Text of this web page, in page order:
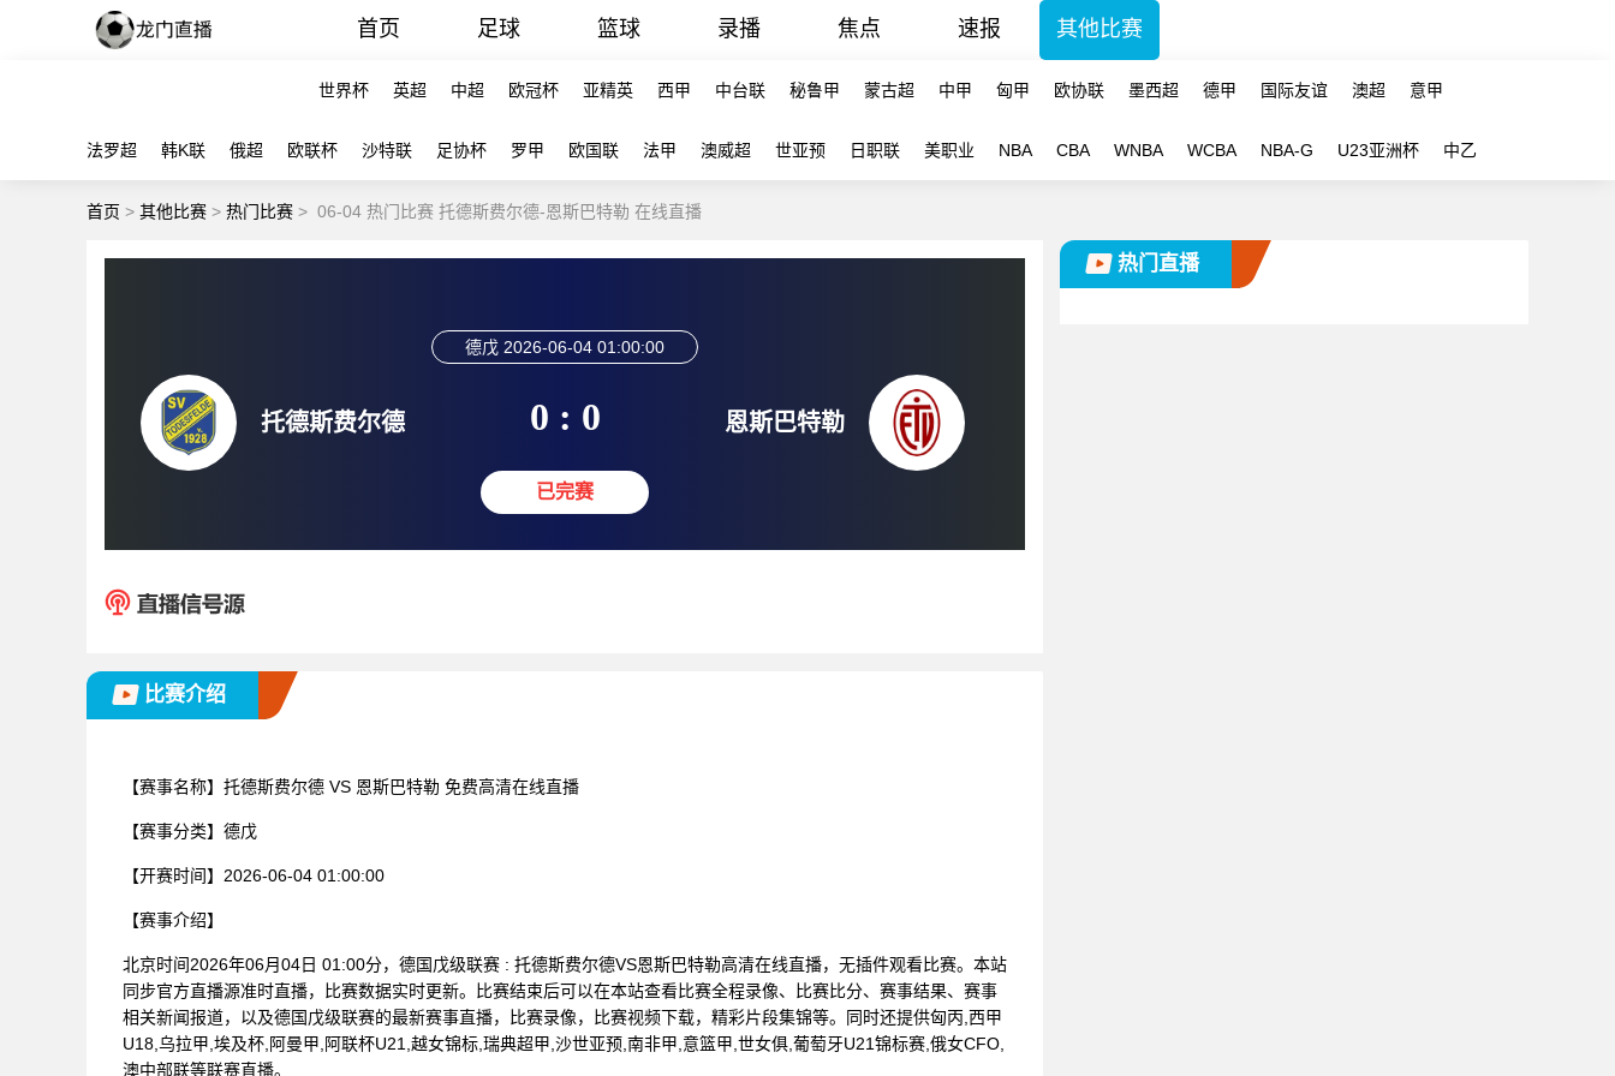
首页 足球 篮球 录播 焦点 速报 其他比赛
世界杯 英超 中超 欧冠杯 亚精英 西甲 中台联 秘鲁甲 蒙古超 中甲 匈甲 欧协联 墨西超 德甲 国际友谊 澳超 意甲
法罗超 韩K联 俄超 欧联杯 沙特联 足协杯 罗甲 欧国联 法甲 澳威超 世亚预 日职联 美职业 NBA CBA WNBA WCBA NBA-G U23亚洲杯 中乙
首页 > 其他比赛 > 热门比赛 > 06-04 热门比赛 托德斯费尔德-恩斯巴特勒 在线直播
托德斯费尔德
德戊 2026-06-04 01:00:00
0 : 0
已完赛
恩斯巴特勒
比赛介绍
【赛事名称】 托德斯费尔德 VS 恩斯巴特勒 免费高清在线直播
【赛事分类】 德戊
【开赛时间】 2026-06-04 01:00:00
【赛事介绍】
北京时间2026年06月04日 01:00分，德国戊级联赛 : 托德斯费尔德VS恩斯巴特勒高清在线直播，无插件观看比赛。本站
同步官方直播源准时直播，比赛数据实时更新。比赛结束后可以在本站查看比赛全程录像、比赛比分、赛事结果、赛事
相关新闻报道，以及德国戊级联赛的最新赛事直播，比赛录像，比赛视频下载，精彩片段集锦等。同时还提供匈丙,西甲
U18,乌拉甲,埃及杯,阿曼甲,阿联杯U21,越女锦标,瑞典超甲,沙世亚预,南非甲,意篮甲,世女俱,葡萄牙U21锦标赛,俄女CFO,
澳中部联等联赛直播。
热门直播